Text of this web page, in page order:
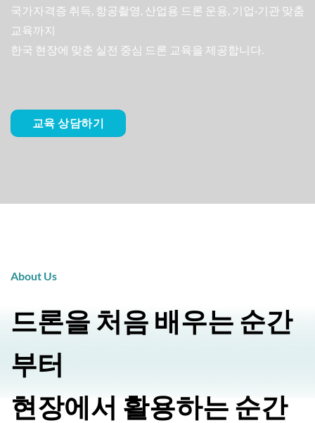
국가자격증 취득, 항공촬영, 산업용 드론 운용, 기업·기관 맞춤
교육까지
한국 현장에 맞춘 실전 중심 드론 교육을 제공합니다.
교육 상담하기
About Us
드론을 처음 배우는 순간
부터
현장에서 활용하는 순간